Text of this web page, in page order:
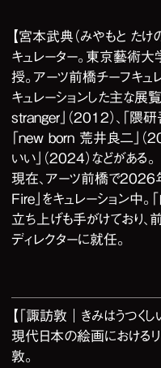
【宮本武典（みやもと たけ
キュレーター。東京藝術
授。アーツ前橋チーフキュ
キュレーションした主な
stranger」（2012）、「隈
「new born 荒井良二」（
いい」（2024）などがある。
現在、アーツ前橋で
Fire」をキュレーション中
立ち上げも手がけており
ディレクターに就任。
【「諏訪敦｜きみはうつくし
現代日本の絵画における
敦。